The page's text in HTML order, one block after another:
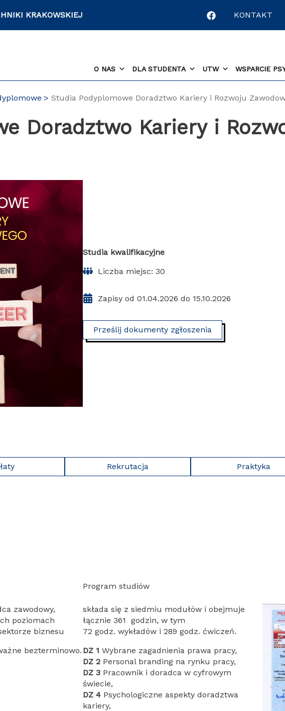
KRAKOWSKIEJ KONTAKT
O NAS DLA STUDENTA UTW WSPARCIE
Studia Podyplomowe Doradztwo Kariery i Rozwoju
Doradztwo Kariery i
Studia kwalifikacyjne
Liczba miejsc: 30
Zapisy od 01.04.2026 do 15.10.2026
Prześlij dokumenty zgłoszenia
Rekrutacja Praktyka
zawodowy,
poziomach
biznesu
bezterminowo.
Program studiów
składa się z siedmiu modułów i obejmuje
łącznie 361 godzin, w tym
72 godz. wykładów i 289 godz. ćwiczeń.
DZ 1 Wybrane zagadnienia prawa pracy,
DZ 2 Personal branding na rynku pracy,
DZ 3 Pracownik i doradca w cyfrowym
świecie,
DZ 4 Psychologiczne aspekty doradztwa
kariery,